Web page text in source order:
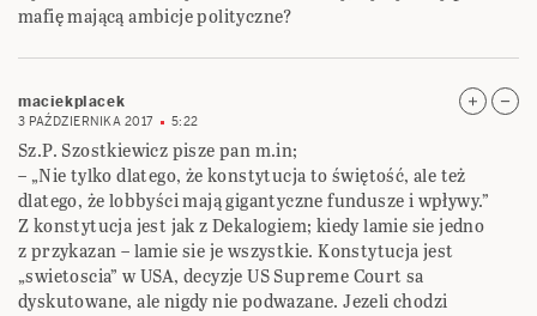
mafię mającą ambicje polityczne?
maciekplacek
3 PAŹDZIERNIKA 2017 5:22
Sz.P. Szostkiewicz pisze pan m.in;
– „Nie tylko dlatego, że konstytucja to świętość, ale też
dlatego, że lobbyści mają gigantyczne fundusze i wpływy.”
Z konstytucja jest jak z Dekalogiem; kiedy lamie sie jedno
z przykazan – lamie sie je wszystkie. Konstytucja jest
„swietoscia” w USA, decyzje US Supreme Court sa
dyskutowane, ale nigdy nie podwazane. Jezeli chodzi